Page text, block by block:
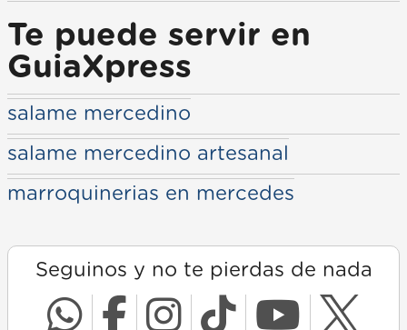
Te puede servir en
GuiaXpress
salame mercedino
salame mercedino artesanal
marroquinerias en mercedes
Seguinos y no te pierdas de nada